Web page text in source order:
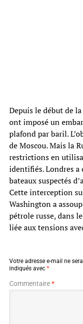
Depuis le début de
ont imposé un
plafond par baril.
de Moscou. Mais la
restrictions en
identifiés. Londres a
bateaux suspectés
Cette interception
Washington a
pétrole russe, dans
liée aux tensions
Votre adresse e-mail ne
indiqués avec *
Commentaire*